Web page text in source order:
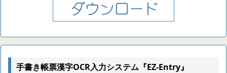
手書き帳票漢字OCR入力システム『EZ-Entry』